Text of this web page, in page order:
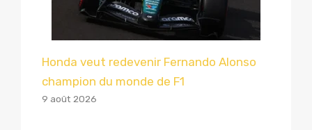
Honda veut redevenir Fernando Alonso
champion du monde de F1
9 août 2026